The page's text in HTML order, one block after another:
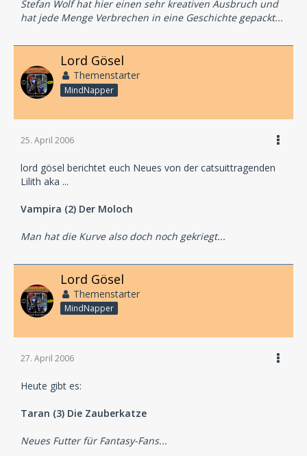
Stefan Wolf hat hier einen sehr kreativen Ausbruch und
hat jede Menge Verbrechen in eine Geschichte gepackt...
Lord Gösel
Themenstarter
MindNapper
25. April 2006
lord gösel berichtet euch Neues von der catsuittragenden
Lilith aka ...
Vampira (2) Der Moloch
Man hat die Kurve also doch noch gekriegt...
Lord Gösel
Themenstarter
MindNapper
27. April 2006
Heute gibt es:
Taran (3) Die Zauberkatze
Neues Futter für Fantasy-Fans...